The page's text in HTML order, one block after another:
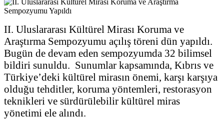
II. Uluslararası Kültürel Mirası Koruma ve
Araştırma Sempozyumu açılış töreni dün yapıldı.
Bugün de devam eden sempozyumda 32 bilimsel
bildiri sunuldu. Sunumlar kapsamında, Kıbrıs ve
Türkiye’deki kültürel mirasın önemi, karşı karşıya
olduğu tehditler, koruma yöntemleri, restorasyon
teknikleri ve sürdürülebilir kültürel miras
yönetimi ele alındı.